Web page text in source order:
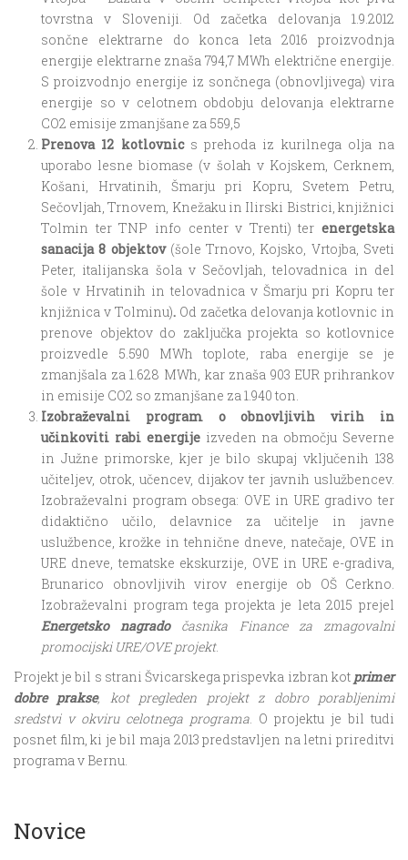
tovrstna v Sloveniji. Od začetka delovanja 1.9.2012
sončne elektrarne do konca leta 2016 proizvodnja
energije elektrarne znaša 794,7 MWh električne energije.
S proizvodnjo energije iz sončnega (obnovljivega) vira
energije so v celotnem obdobju delovanja elektrarne
CO2 emisije zmanjšane za 559,5
Prenova 12 kotlovnics prehoda iz kurilnega olja na
uporabo lesne biomase (v šolah v Kojskem, Cerknem,
Košani, Hrvatinih, Šmarju pri Kopru, Svetem Petru,
Sečovljah, Trnovem, Knežaku in Ilirski Bistrici, knjižnici
Tolmin ter TNP info center v Trenti) ter energetska
sanacija 8 objektov (šole Trnovo, Kojsko, Vrtojba, Sveti
Peter, italijanska šola v Sečovljah, telovadnica in del
šole v Hrvatinih in telovadnica v Šmarju pri Kopru ter
knjižnica v Tolminu). Od začetka delovanja kotlovnic in
prenove objektov do zaključka projekta so kotlovnice
proizvedle 5.590 MWh toplote, raba energije se je
zmanjšala za 1.628 MWh, kar znaša 903 EUR prihrankov
in emisije CO2 so zmanjšane za 1.940 ton.
Izobraževalni program o obnovljivih virih in
učinkoviti rabi energijeizveden na območju Severne
in Južne primorske, kjer je bilo skupaj vključenih 138
učiteljev, otrok, učencev, dijakov ter javnih uslužbencev.
Izobraževalni program obsega: OVE in URE gradivo ter
didaktično učilo, delavnice za učitelje in javne
uslužbence, krožke in tehnične dneve, natečaje, OVE in
URE dneve, tematske ekskurzije, OVE in URE e-gradiva,
Brunarico obnovljivih virov energije ob OŠ Cerkno.
Izobraževalni program tega projekta je leta 2015 prejel
Energetsko nagradočasnika Finance za zmagovalni
promocijski URE/OVE projekt.
Projekt je bil s strani Švicarskega prispevka izbran kot primer
dobre prakse, kot pregleden projekt z dobro porabljenimi
sredstvi v okviru celotnega programa. O projektu je bil tudi
posnet film, ki je bil maja 2013 predstavljen na letni prireditvi
programa v Bernu.
Novice